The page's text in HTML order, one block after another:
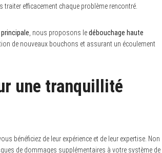
efficacement chaque problème rencontré.
, nous proposons ledébouchage haute
de nouveaux bouchons et assurant un écoulement
une tranquillité
bénéficiez de leur expérience et de leur expertise. Non
de dommages supplémentaires à votre système de